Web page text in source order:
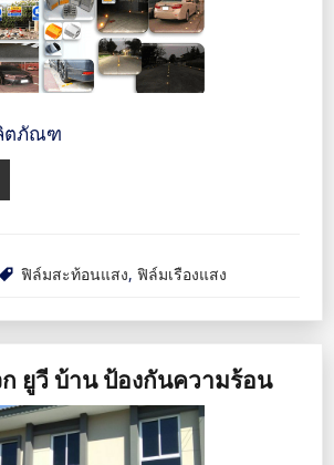
ตภัณฑ
ฟิล์มสะท้อนแสง, ฟิล์มเรืองแสง
ยูวี บ้าน ป้องกันความร้อน